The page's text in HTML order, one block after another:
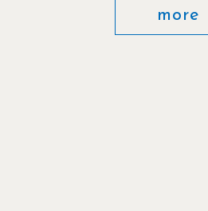
more